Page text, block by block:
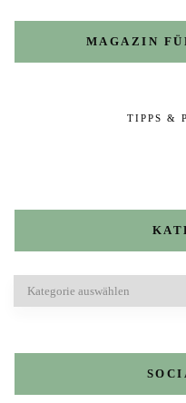
MAGAZIN
TIPPS &